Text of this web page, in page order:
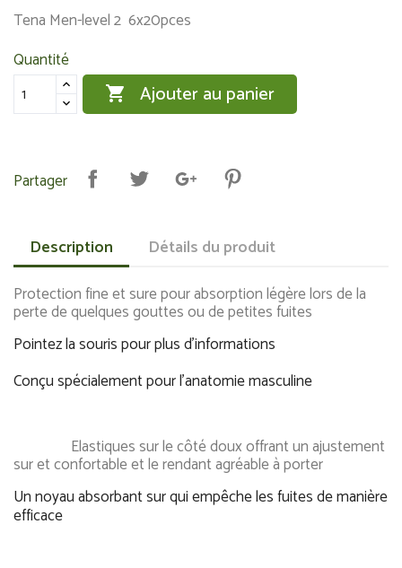
Tena Men-level 2 6x20pces
Quantité
 Ajouter au panier
Partager
Description Détails du produit
Protection fine et sure pour absorption légère lors de la
perte de quelques gouttes ou de petites fuites
Pointez la souris pour plus d'informations
Conçu spécialement pour l'anatomie masculine
Elastiques sur le côté doux offrant un ajustement
sur et confortable et le rendant agréable à porter
Un noyau absorbant sur qui empêche les fuites de manière
efficace